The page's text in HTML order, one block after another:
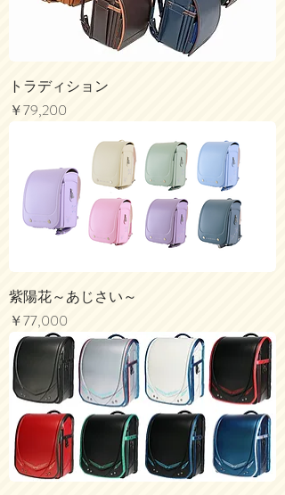
トラディション
価格
￥79,200
紫陽花～あじさい～
価格
￥77,000